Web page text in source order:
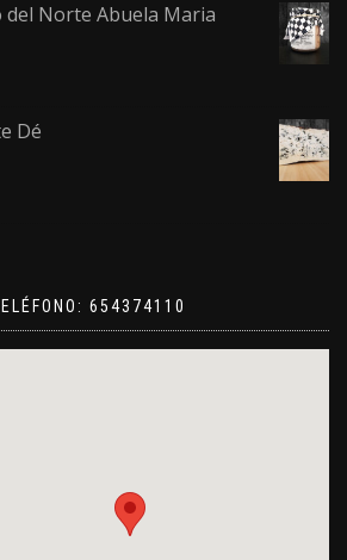
Norte Abuela Maria
Dé
654374110